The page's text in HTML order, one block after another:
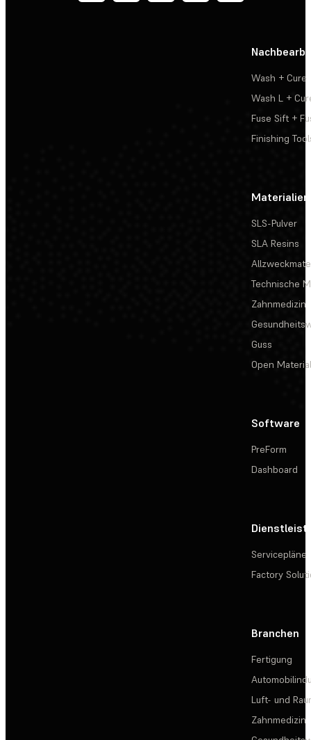
Wash + Cure
Wash L +
Fuse Sift +
Finishing
Materialien
SLS-Pulver
SLA Resins
Technische
Zahnmedizin
Guss
Open
Software
PreForm
Dashboard
Servicepläne
Factory
Branchen
Fertigung
Luft- und
Zahnmedizin